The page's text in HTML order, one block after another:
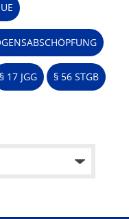
§ 17 JGG § 56 STGB